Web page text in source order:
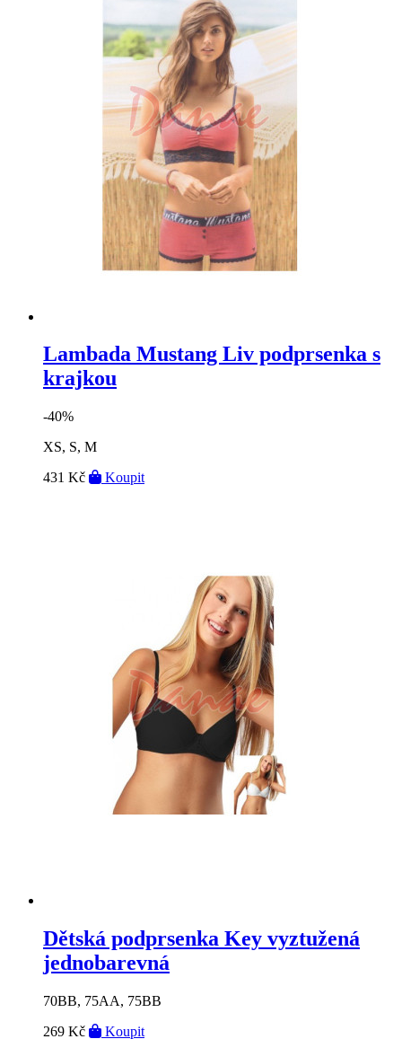
Lambada Mustang Liv podprsenka s
krajkou
-40%
XS, S, M
431 Kč
Koupit
Dětská podprsenka Key vyztužená
jednobarevná
70BB, 75AA, 75BB
269 Kč
Koupit